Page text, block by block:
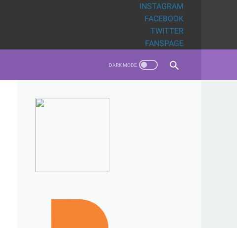
INSTAGRAM
FACEBOOK
TWITTER
FANSPAGE